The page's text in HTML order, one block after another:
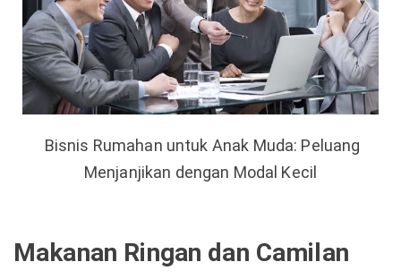
Bisnis Rumahan untuk Anak Muda: Peluang
Menjanjikan dengan Modal Kecil
Makanan Ringan dan Camilan